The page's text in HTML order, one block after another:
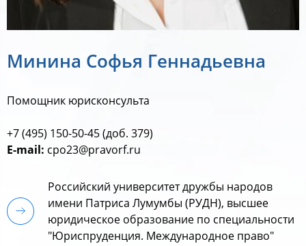
Минина Софья Геннадьевна
Помощник юрисконсульта
+7 (495) 150-50-45 (доб. 379)
E-mail: cpo23@pravorf.ru
Российский университет дружбы народов
имени Патриса Лумумбы (РУДН), высшее
юридическое образование по специальности
"Юриспруденция. Международное право"